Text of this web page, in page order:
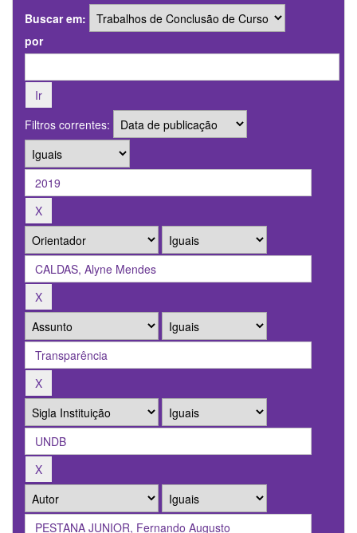
Buscar em:
por
Filtros correntes: